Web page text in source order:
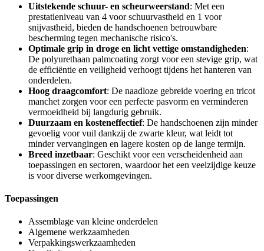
Uitstekende schuur- en scheurweerstand: Met een
prestatieniveau van 4 voor schuurvastheid en 1 voor
snijvastheid, bieden de handschoenen betrouwbare
bescherming tegen mechanische risico's.
Optimale grip in droge en licht vettige omstandigheden:
De polyurethaan palmcoating zorgt voor een stevige grip, wat
de efficiëntie en veiligheid verhoogt tijdens het hanteren van
onderdelen.
Hoog draagcomfort: De naadloze gebreide voering en tricot
manchet zorgen voor een perfecte pasvorm en verminderen
vermoeidheid bij langdurig gebruik.
Duurzaam en kosteneffectief: De handschoenen zijn minder
gevoelig voor vuil dankzij de zwarte kleur, wat leidt tot
minder vervangingen en lagere kosten op de lange termijn.
Breed inzetbaar: Geschikt voor een verscheidenheid aan
toepassingen en sectoren, waardoor het een veelzijdige keuze
is voor diverse werkomgevingen.
Toepassingen
Assemblage van kleine onderdelen
Algemene werkzaamheden
Verpakkingswerkzaamheden